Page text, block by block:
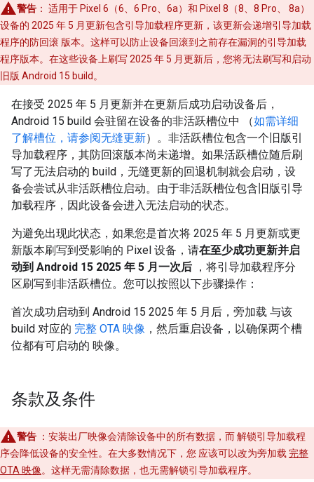
警告 ： 适用于 Pixel 6（6、6 Pro、6a）和 Pixel 8（8、8 Pro、 8a）
设备的 2025 年 5 月更新包含引导加载程序更新，该更新会递增引导加载
程序的防回滚 版本。这样可以防止设备回滚到之前存在漏洞的引导加载
程序版本。在这些设备上刷写 2025 年 5 月更新后，您将无法刷写和启动
旧版 Android 15 build。
在接受 2025 年 5 月更新并在更新后成功启动设备后，
Android 15 build 会驻留在设备的非活跃槽位中 （如需详细
了解槽位，请参阅无缝更新）。非活跃槽位包含一个旧版引
导加载程序，其防回滚版本尚未递增。如果活跃槽位随后刷
写了无法启动的 build，无缝更新的回退机制就会启动，设
备会尝试从非活跃槽位启动。由于非活跃槽位包含旧版引导
加载程序，因此设备会进入无法启动的状态。
为避免出现此状态，如果您是首次将 2025 年 5 月更新或更
新版本刷写到受影响的 Pixel 设备，请在至少成功更新并启
动到 Android 15 2025 年 5 月一次后 ，将引导加载程序分
区刷写到非活跃槽位。您可以按照以下步骤操作：
首次成功启动到 Android 15 2025 年 5 月后，旁加载 与该
build 对应的 完整 OTA 映像 ，然后重启设备，以确保两个槽
位都有可启动的 映像。
条款及条件
警告 ：安装出厂映像会清除设备中的所有数据，而 解锁引导加载程
序会降低设备的安全性。在大多数情况下，您 应该可以改为旁加载 完整
OTA 映像。这样无需清除数据，也无需解锁引导加载程序。